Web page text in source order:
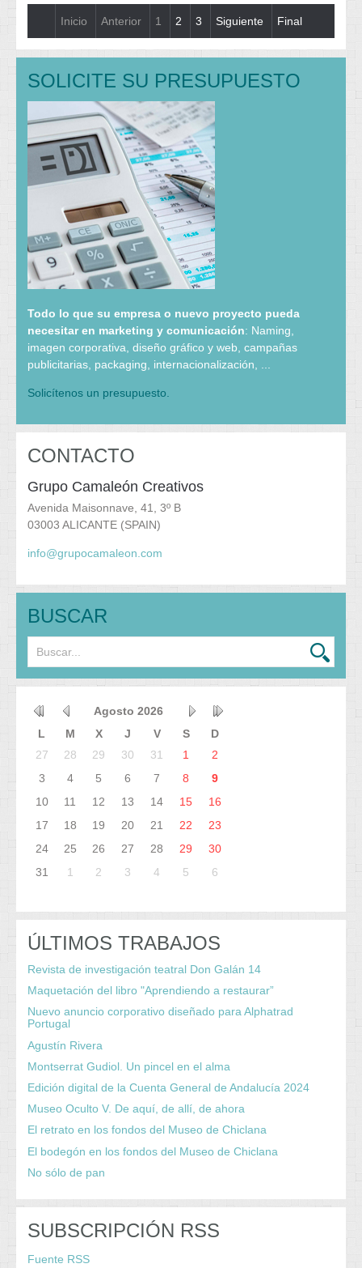
Inicio Anterior 1 2 3 Siguiente Final
SOLICITE SU PRESUPUESTO
Todo lo que su empresa o nuevo proyecto pueda
necesitar en marketing y comunicación: Naming,
imagen corporativa, diseño gráfico y web, campañas
publicitarias, packaging, internacionalización, ...
Solicítenos un presupuesto.
CONTACTO
Grupo Camaleón Creativos
Avenida Maisonnave, 41, 3º B
03003 ALICANTE (SPAIN)
info@grupocamaleon.com
BUSCAR
Agosto 2026
L
M X J V S
D
27
28 29 30 31 1
2
3
4 5 6 7 8
9
10
11 12 13 14 15
16
17
18 19 20 21 22
23
24
25 26 27 28 29
30
31
1 2 3 4 5 6
ÚLTIMOS TRABAJOS
Revista de investigación teatral Don Galán 14
Maquetación del libro "Aprendiendo a restaurar”
Nuevo anuncio corporativo diseñado para Alphatrad
Portugal
Agustín Rivera
Montserrat Gudiol. Un pincel en el alma
Edición digital de la Cuenta General de Andalucía 2024
Museo Oculto V. De aquí, de allí, de ahora
El retrato en los fondos del Museo de Chiclana
El bodegón en los fondos del Museo de Chiclana
No sólo de pan
SUBSCRIPCIÓN RSS
Fuente RSS